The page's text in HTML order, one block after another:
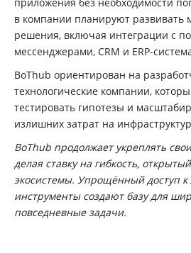
в компании планируют развивать
решения, включая интеграции с
мессенджерами, CRM и ERP-
BoThub ориентирован на
технологические компании,
тестировать гипотезы и
излишних затрат на
BoThub продолжает укреплять
делая ставку на гибкость,
экосистемы. Упрощённый доступ
инструменты создают базу для
повседневные задачи.